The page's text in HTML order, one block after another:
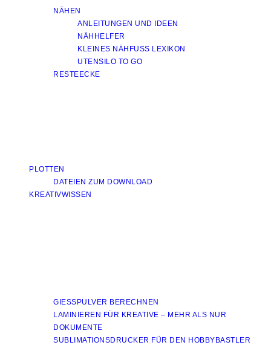
NÄHEN
ANLEITUNGEN UND IDEEN
NÄHHELFER
KLEINES NÄHFUSS LEXIKON
UTENSILO TO GO
RESTEECKE
PLOTTEN
DATEIEN ZUM DOWNLOAD
KREATIVWISSEN
GIESSPULVER BERECHNEN
LAMINIEREN FÜR KREATIVE – MEHR ALS NUR
DOKUMENTE
SUBLIMATIONSDRUCKER FÜR DEN HOBBYBASTLER